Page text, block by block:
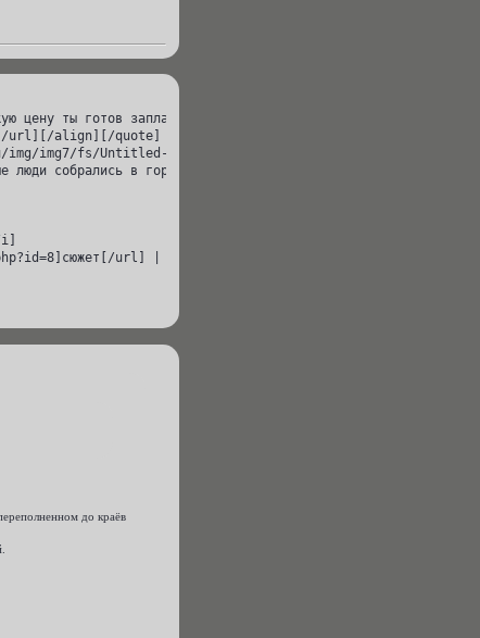
цену ты готов заплатить[/size][/url]
url][/align][/quote]
img7/fs/Untitled-1.1381230466.jpg[/img][/url][/align]
собрались в городе, переполненном до краёв анархией.
url] | [url=http://cv.rolebb.ru/
до краёв